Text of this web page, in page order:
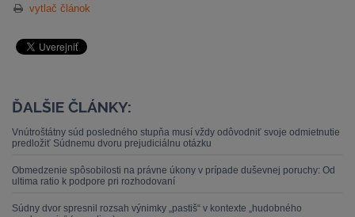
vytlač článok
ĎALŠIE ČLÁNKY:
Vnútroštátny súd posledného stupňa musí vždy odôvodniť svoje odmietnutie
predložiť Súdnemu dvoru prejudiciálnu otázku
Obmedzenie spôsobilosti na právne úkony v prípade duševnej poruchy: Od
ultima ratio k podpore pri rozhodovaní
Súdny dvor spresnil rozsah výnimky „pastiš“ v kontexte „hudobného